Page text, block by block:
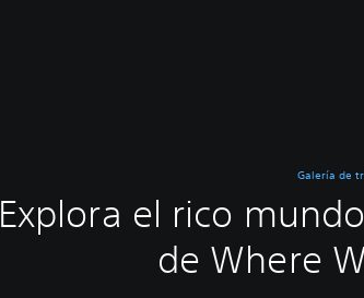
Galería de
Explora el rico
de Where